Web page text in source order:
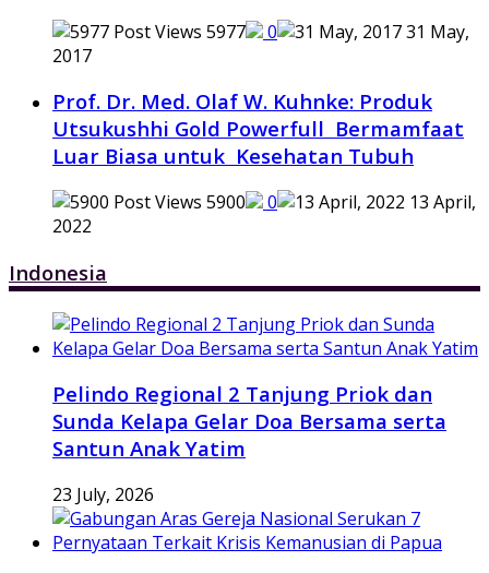
5977 0
31 May,
2017
Prof. Dr. Med. Olaf W. Kuhnke: Produk
Utsukushhi Gold Powerfull Bermamfaat
Luar Biasa untuk Kesehatan Tubuh
5900 0
13 April,
2022
Indonesia
Pelindo Regional 2 Tanjung Priok dan
Sunda Kelapa Gelar Doa Bersama serta
Santun Anak Yatim
23 July, 2026